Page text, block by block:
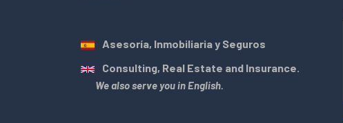
Asesoría, Inmobiliaria y Seguros
Consulting, Real Estate and Insurance.
We also serve you in English.